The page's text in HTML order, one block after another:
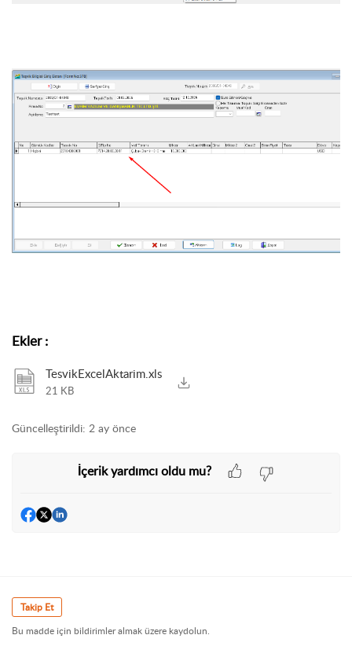
Ekler:
TesvikExcelAktarim.xls
21 KB
Güncelleştirildi: 2 ay önce
İçerik yardımcı oldu mu?
Takip Et
Bu madde için bildirimler almak üzere kaydolun.